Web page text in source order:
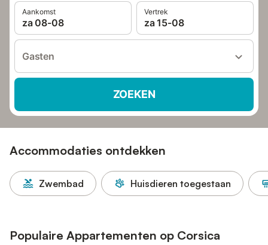
Aankomst
za 08-08
Vertrek
za 15-08
Gasten
ZOEKEN
Accommodaties ontdekken
Zwembad Huisdieren toegestaan
Populaire Appartementen op Corsica